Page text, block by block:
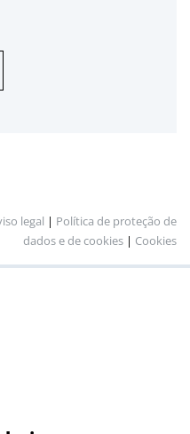
legal | Política de proteção de
dados e de cookies | Cookies